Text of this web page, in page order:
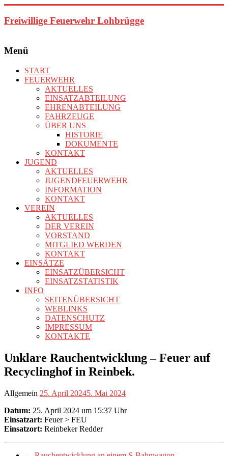
Inhalt
springen
Freiwillige Feuerwehr Lohbrügge
Menü
START
FEUERWEHR
AKTUELLES
EINSATZABTEILUNG
EHRENABTEILUNG
FAHRZEUGE
ÜBER UNS
HISTORIE
DOKUMENTE
KONTAKT
JUGEND
AKTUELLES
JUGENDFEUERWEHR
INFORMATION
KONTAKT
VEREIN
AKTUELLES
DER VEREIN
VORSTAND
MITGLIED WERDEN
KONTAKT
EINSÄTZE
EINSATZÜBERSICHT
EINSATZSTATISTIK
INFO
SEITENÜBERSICHT
WEBLINKS
DATENSCHUTZ
IMPRESSUM
KONTAKTE
Unklare Rauchentwicklung – Feuer auf
Recyclinghof in Reinbek.
Allgemein 25. April 20245. Mai 2024
Datum: 25. April 2024 um 15:37 Uhr
Einsatzart: Feuer > FEU
Einsatzort: Reinbeker Redder